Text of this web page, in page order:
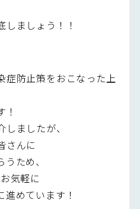
しましょう！！
症防止策をおこなった上
ましたが、
さんに
ため、
気軽に
めています！